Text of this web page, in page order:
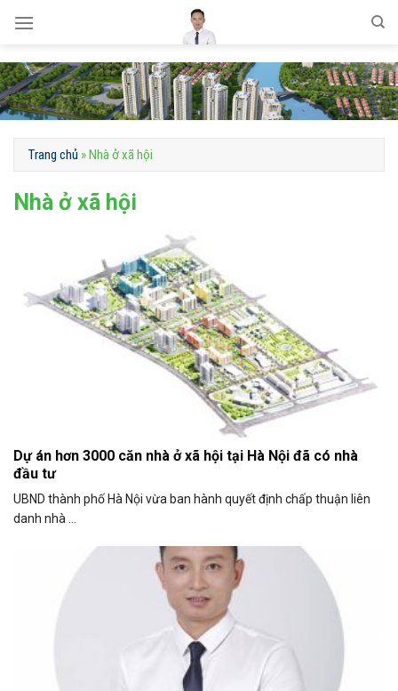
Trang chủ »Nhà ở xã hội
Nhà ở xã hội
Dự án hơn 3000 căn nhà ở xã hội tại Hà Nội đã có nhà
đầu tư
UBND thành phố Hà Nội vừa ban hành quyết định chấp thuận liên
danh nhà ...